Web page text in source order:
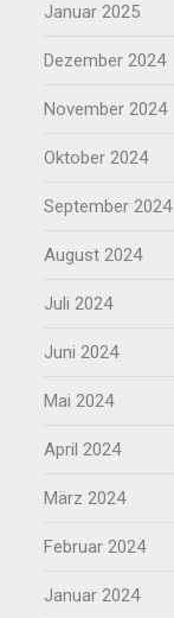
Januar 2025
Dezember 2024
November 2024
Oktober 2024
September 2024
August 2024
Juli 2024
Juni 2024
Mai 2024
April 2024
März 2024
Februar 2024
Januar 2024